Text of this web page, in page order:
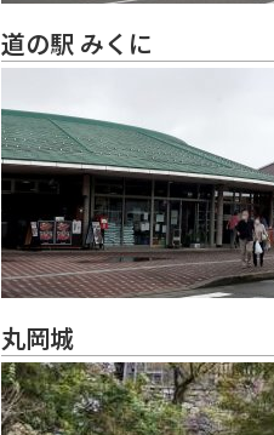
道の駅 みくに
丸岡城